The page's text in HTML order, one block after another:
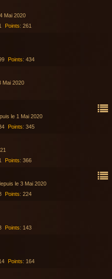
Mai 2020
Points 261
Points 434
Mai 2020
le 1 Mai 2020
Points 345
Points 366
le 3 Mai 2020
Points 224
Points 143
Points 164